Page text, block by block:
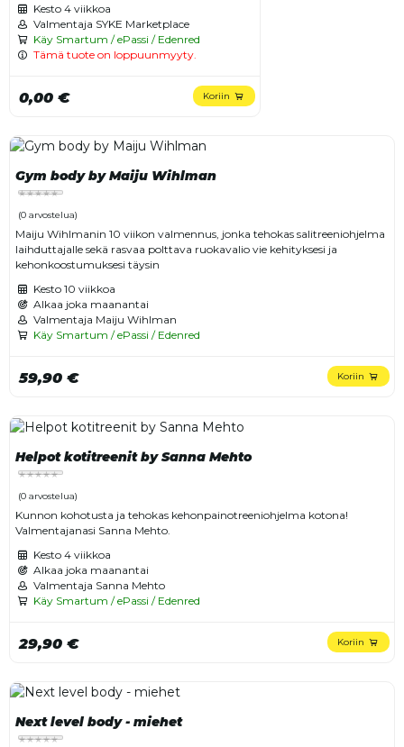
Kesto 4 viikkoa
Valmentaja SYKE Marketplace
Käy Smartum / ePassi / Edenred
Tämä tuote on loppuunmyyty.
0,00 € Koriin
Gym body by Maiju Wihlman
(0 arvostelua)
Maiju Wihlmanin 10 viikon valmennus, jonka tehokas salitreeniohjelma
laihduttajalle sekä rasvaa polttava ruokavalio vie kehityksesi ja
kehonkoostumuksesi täysin
Kesto 10 viikkoa
Alkaa joka maanantai
Valmentaja Maiju Wihlman
Käy Smartum / ePassi / Edenred
59,90 € Koriin
Helpot kotitreenit by Sanna Mehto
(0 arvostelua)
Kunnon kohotusta ja tehokas kehonpainotreeniohjelma kotona!
Valmentajanasi Sanna Mehto.
Kesto 4 viikkoa
Alkaa joka maanantai
Valmentaja Sanna Mehto
Käy Smartum / ePassi / Edenred
29,90 € Koriin
Next level body - miehet